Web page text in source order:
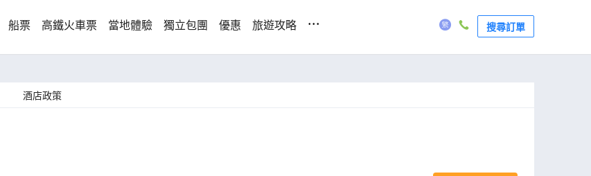
船票 高鐵火車票 當地體驗 獨立包團 優惠 旅遊攻略 ... 搜尋訂單
酒店政策